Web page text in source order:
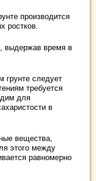
производится
ростков.
выдержав время в
грунте следует
требуется
для
в
вещества,
этого между
равномерно